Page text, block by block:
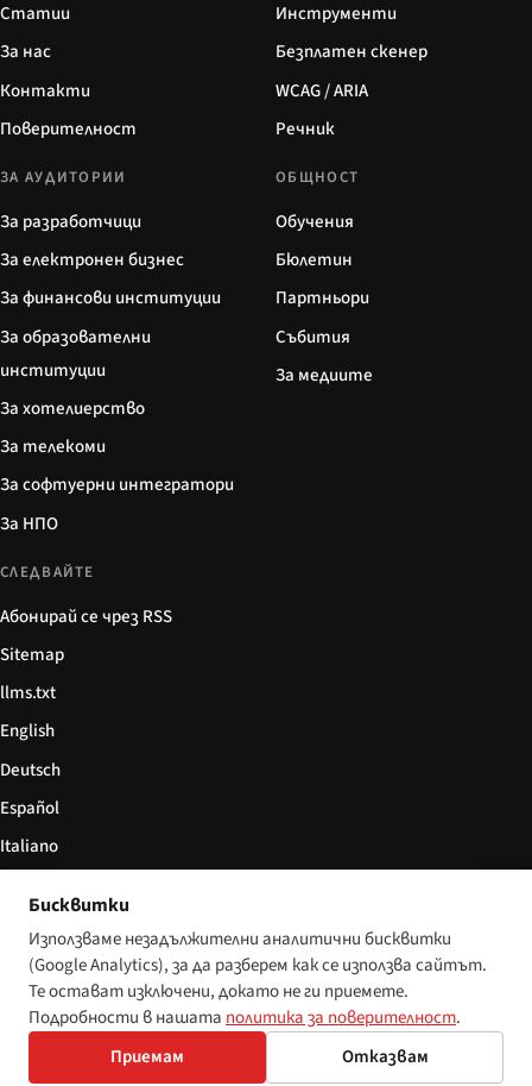
Статии
За нас
Контакти
Поверителност
Инструменти
Безплатен скенер
WCAG / ARIA
Речник
ЗА АУДИТОРИИ
За разработчици
За електронен бизнес
За финансови институции
За образователни
институции
За хотелиерство
За телекоми
За софтуерни интегратори
За НПО
ОБЩНОСТ
Обучения
Бюлетин
Партньори
Събития
За медиите
СЛЕДВАЙТЕ
Абонирай се чрез RSS
Sitemap
llms.txt
English
Deutsch
Español
Italiano
© 2026 Disability World. Всички права запазени. Настройки за бисквитки
DeutschEspañol 简体中文PolskiFrançais
Бисквитки
Използваме незадължителни аналитични бисквитки
(Google Analytics), за да разберем как се използва сайтът.
Те остават изключени, докато не ги приемете.
Подробности в нашата политика за поверителност.
Приемам
Отказвам